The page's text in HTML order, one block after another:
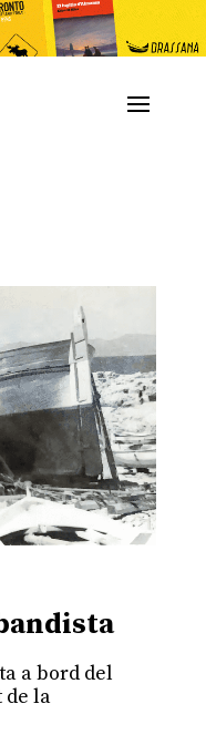
a bord del
la